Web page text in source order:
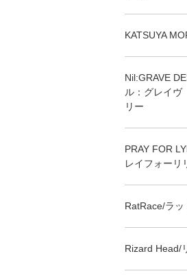
KATSUYA
Nil:GRAVE
ル：グレイ
リー
PRAY FOR
レイフォーリ
RatRace/ラッ
Rizard Head/